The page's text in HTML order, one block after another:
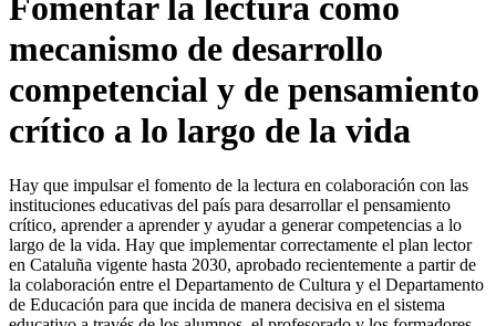
Fomentar la lectura como
mecanismo de desarrollo
competencial y de pensamiento
crítico a lo largo de la vida
Hay que impulsar el fomento de la lectura en colaboración con las
instituciones educativas del país para desarrollar el pensamiento
crítico, aprender a aprender y ayudar a generar competencias a lo
largo de la vida. Hay que implementar correctamente el plan lector
en Cataluña vigente hasta 2030, aprobado recientemente a partir de
la colaboración entre el Departamento de Cultura y el Departamento
de Educación para que incida de manera decisiva en el sistema